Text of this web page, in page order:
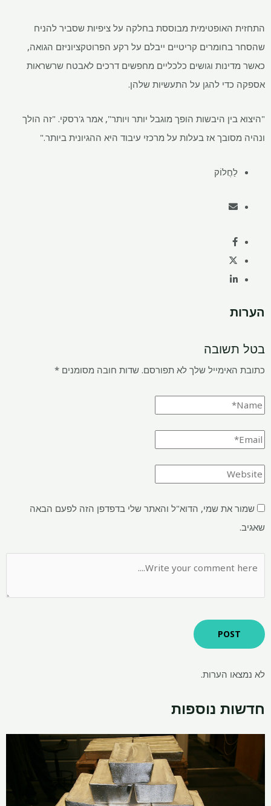
התחזית האופטימית מבוססת בחלקה על ציפיות שסביר להניח
שהסחר בחומרים קריטיים ייבלם על רקע הפרוטקציוניזם הגואה,
כאשר מדינות וגושים כלכליים מחפשים דרכים לאבטח שרשראות
אספקה ​​כדי להגן על התעשיות שלהן.
"היצוא בין היבשות הופך מוגבל יותר ויותר", אמר ג'רסקי. "זה הולך
ונהיה מסובך אז בעלות על מרכזי עיבוד היא ההגיונית ביותר."
לַחֲלוֹק
הערות
בטל תשובה
כתובת האימייל שלך לא תפורסם. שדות חובה מסומנים *
שמור את שמי, הדוא"ל והאתר שלי בדפדפן הזה לפעם הבאה
שאגיב.
לא נמצאו הערות.
חדשות נוספות